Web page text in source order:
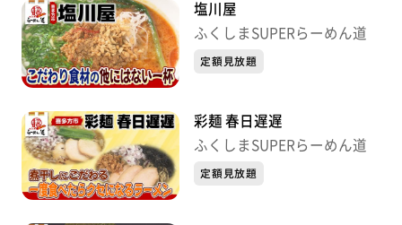
塩川屋
ふくしまSUPERらーめん道
定額見放題
彩麺 春日遅遅
ふくしまSUPERらーめん道
定額見放題